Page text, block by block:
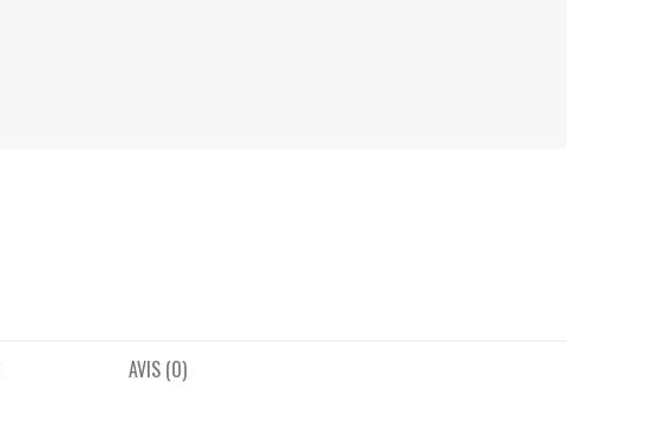
AVIS (0)